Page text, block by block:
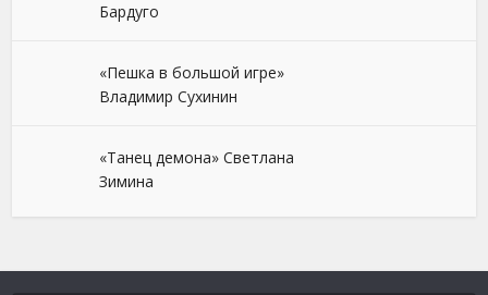
Бардуго
«Пешка в большой игре»
Владимир Сухинин
«Танец демона» Светлана
Зимина